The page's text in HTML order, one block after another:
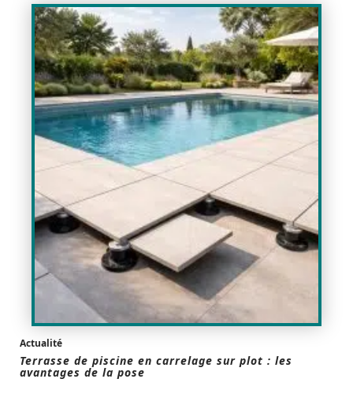
Actualité
Terrasse de piscine en carrelage sur plot : les
avantages de la pose